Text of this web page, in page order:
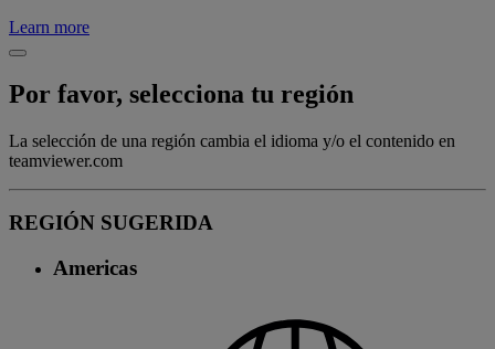
Learn more
Por favor, selecciona tu región
La selección de una región cambia el idioma y/o el contenido en
teamviewer.com
REGIÓN SUGERIDA
Americas